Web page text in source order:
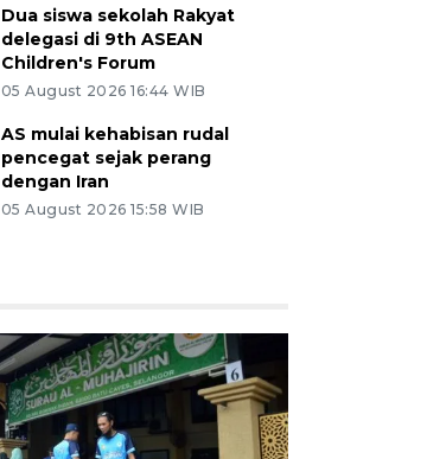
Dua siswa sekolah Rakyat
delegasi di 9th ASEAN
Children's Forum
05 August 2026 16:44 WIB
AS mulai kehabisan rudal
pencegat sejak perang
dengan Iran
05 August 2026 15:58 WIB